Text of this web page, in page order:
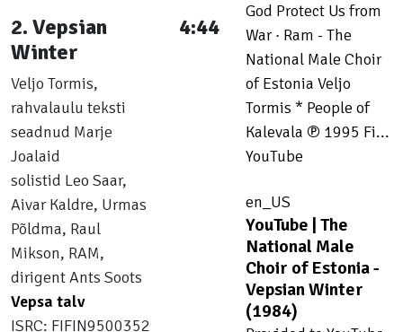
2. Vepsian
Winter
Veljo Tormis,
rahvalaulu teksti
seadnud Marje
Joalaid
solistid Leo Saar,
Aivar Kaldre, Urmas
Põldma, Raul
Mikson, RAM,
dirigent Ants Soots
Vepsa talv
ISRC: FIFIN9500352
4:44
God Protect Us from
War · Ram - The
National Male Choir
of Estonia Veljo
Tormis * People of
Kalevala ℗ 1995 Fi...
YouTube
en_US
YouTube | The
National Male
Choir of Estonia -
Vepsian Winter
(1984)